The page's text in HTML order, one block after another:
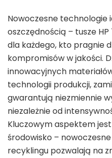
Nowoczesne technologie
oszczędnością – tusze
dla każdego, kto pragnie
kompromisów w jakości.
innowacyjnych
technologii produkcji,
gwarantują niezmiennie
niezależnie od
Kluczowym aspektem
środowisko –
recyklingu pozwalają na